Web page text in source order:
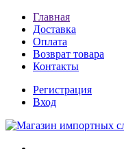
Главная
Доставка
Оплата
Возврат товара
Контакты
Регистрация
Вход